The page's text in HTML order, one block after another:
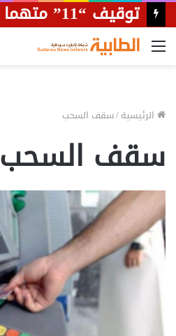
القائمة
الرئيسية/سقف السحب
سقف السحب